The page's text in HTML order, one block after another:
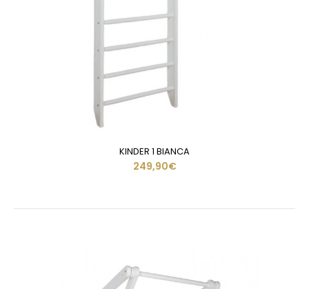
KINDER 1 BIANCA
249,90€